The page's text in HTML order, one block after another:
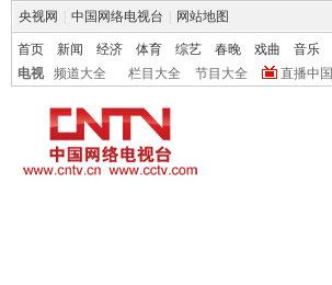
央视网 中国网络电视台 网站地图
首页 新闻 经济 体育 综艺 春晚 戏曲 音乐
电视
频道大全 栏目大全 节目大全 直播中国